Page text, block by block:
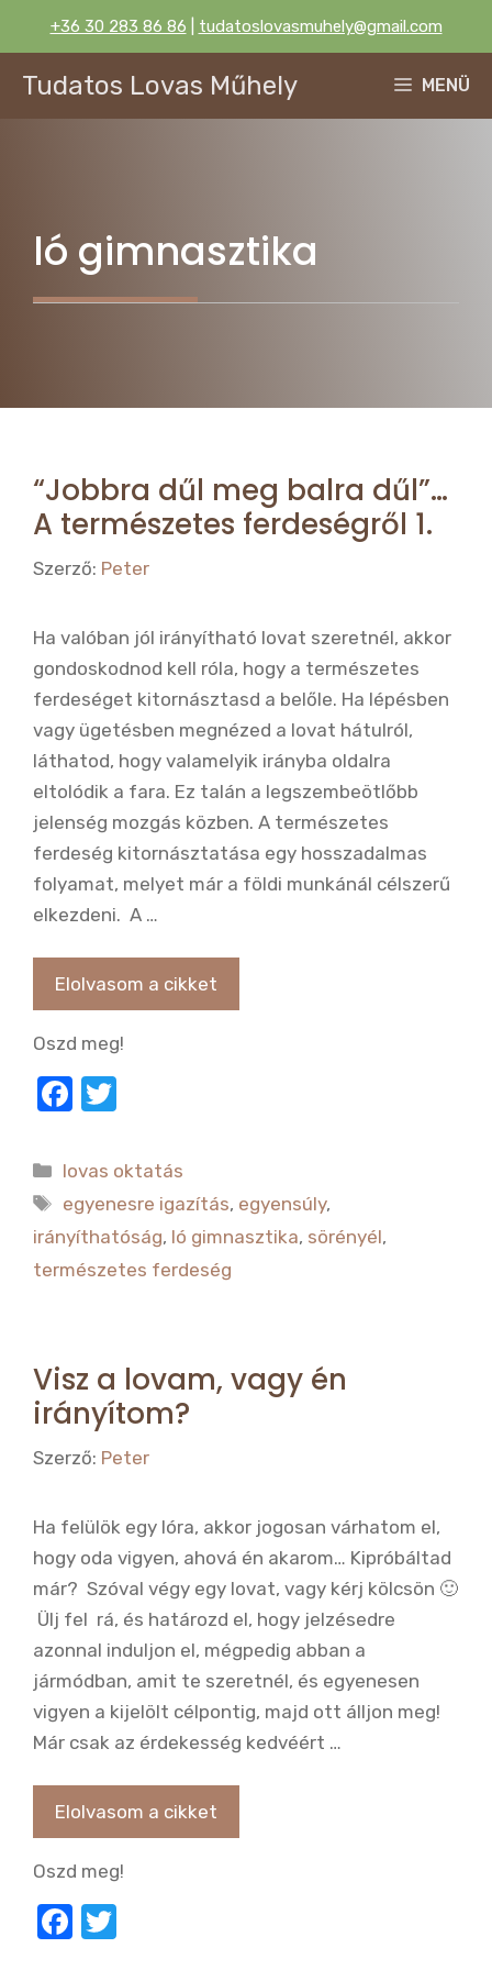
tartalomba
+36 30 283 86 86 tudatoslovasmuhely@gmail.com
Tudatos Lovas Műhely MENÜ
ló gimnasztika
“Jobbra dűl meg balra dűl”…
A természetes ferdeségről 1.
Szerző: Peter
Ha valóban jól irányítható lovat szeretnél, akkor
gondoskodnod kell róla, hogy a természetes
ferdeséget kitornásztasd a belőle. Ha lépésben
vagy ügetésben megnézed a lovat hátulról,
láthatod, hogy valamelyik irányba oldalra
eltolódik a fara. Ez talán a legszembeötlőbb
jelenség mozgás közben. A természetes
ferdeség kitornásztatása egy hosszadalmas
folyamat, melyet már a földi munkánál célszerű
elkezdeni. A …
Elolvasom a cikket
Oszd meg!
F
c
e
b
o
it
te
r
Kategória
lovas oktatás
Címkék
egyenesre igazítás, egyensúly,
irányíthatóság, ló gimnasztika, sörényél,
természetes ferdeség
Visz a lovam, vagy én
irányítom?
Szerző: Peter
Ha felülök egy lóra, akkor jogosan várhatom el,
hogy oda vigyen, ahová én akarom… Kipróbáltad
már? Szóval végy egy lovat, vagy kérj kölcsön 🙂
Ülj fel rá, és határozd el, hogy jelzésedre
azonnal induljon el, mégpedig abban a
jármódban, amit te szeretnél, és egyenesen
vigyen a kijelölt célpontig, majd ott álljon meg!
Már csak az érdekesség kedvéért …
Elolvasom a cikket
Oszd meg!
F